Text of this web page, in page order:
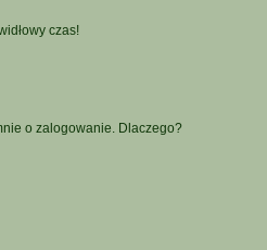
czas!
o zalogowanie. Dlaczego?